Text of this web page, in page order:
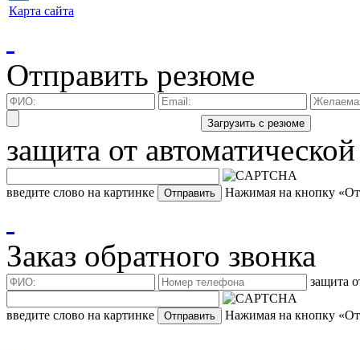
Карта сайта
Отправить резюме
защита от
введите слово на картинке Нажимая на кнопку
Заказ обратного звонка
защита
введите слово на картинке Нажимая на кнопку